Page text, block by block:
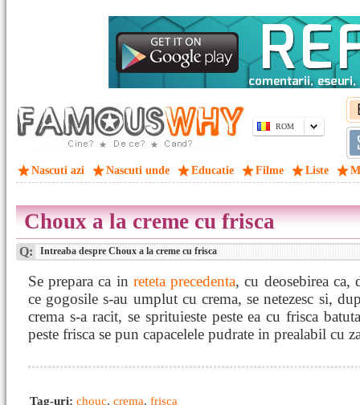
ROM
Nascuti azi Nascuti unde Educatie Filme Liste
Choux a la creme cu frisca
Q: Intreaba despre Choux a la creme cu frisca
Se prepara ca in reteta precedenta, cu deosebirea ca,
ce gogosile s-au umplut cu crema, se netezesc si,
crema s-a racit, se sprituieste peste ea cu frisca
peste frisca se pun capacelele pudrate in prealabil cu
Tag-uri: chouc, crema, frisca